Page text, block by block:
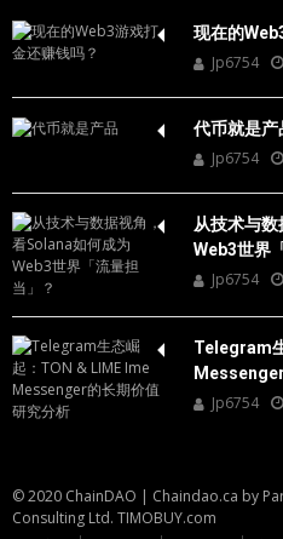
现在的
Jp6754
代币就是产
Jp6754
从技术与
Web3世界
Jp6754
Telegram
Jp6754
© 2020 ChainDAO | Chaindao.ca by
Consulting Ltd. TIMOBUY.com